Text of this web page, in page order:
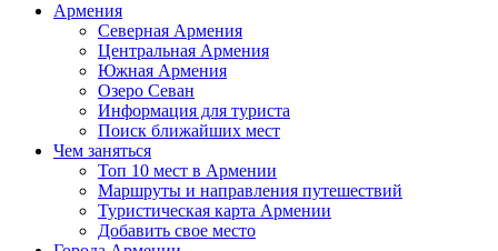
Армения
Северная Армения
Центральная Армения
Южная Армения
Озеро Севан
Информация для туриста
Поиск ближайших мест
Чем заняться
Топ 10 мест в Армении
Маршруты и направления путешествий
Туристическая карта Армении
Добавить свое место